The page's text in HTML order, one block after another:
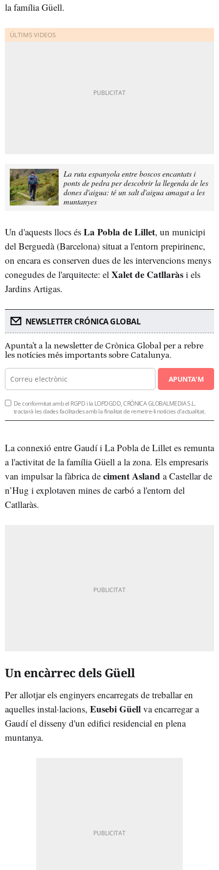
la família Güell.
La ruta espanyola entre boscos encantats i
ponts de pedra per descobrir la llegenda de les
dones d'aigua: té un salt d'aigua amagat a les
muntanyes
Un d'aquests llocs és La Pobla de Lillet, un municipi
del Berguedà (Barcelona) situat a l'entorn prepirinenc,
on encara es conserven dues de les intervencions menys
conegudes de l'arquitecte: el Xalet de Catllaràs i els
Jardins Artigas.
NEWSLETTER CRÓNICA GLOBAL
Apunta't a la newsletter de Crònica Global per a rebre
les notícies més importants sobre Catalunya.
APUNTA'M
De conformitat amb el RGPD i la LOPDGDD, CRÒNICA GLOBALMEDIA S.L.
tractarà les dades facilitades amb la finalitat de remetre-li notícies d'actualitat.
La connexió entre Gaudí i La Pobla de Lillet es remunta
a l'activitat de la família Güell a la zona. Els empresaris
van impulsar la fàbrica de ciment Asland a Castellar de
n’Hug i explotaven mines de carbó a l'entorn del
Catllaràs.
Un encàrrec dels Güell
Per allotjar els enginyers encarregats de treballar en
aquelles instal·lacions, Eusebi Güell va encarregar a
Gaudí el disseny d'un edifici residencial en plena
muntanya.